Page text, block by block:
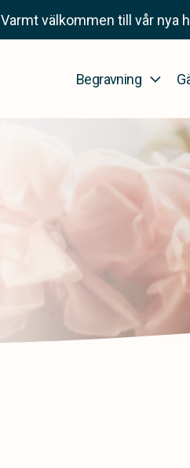
Varmt välkommen till vår nya
Begravning